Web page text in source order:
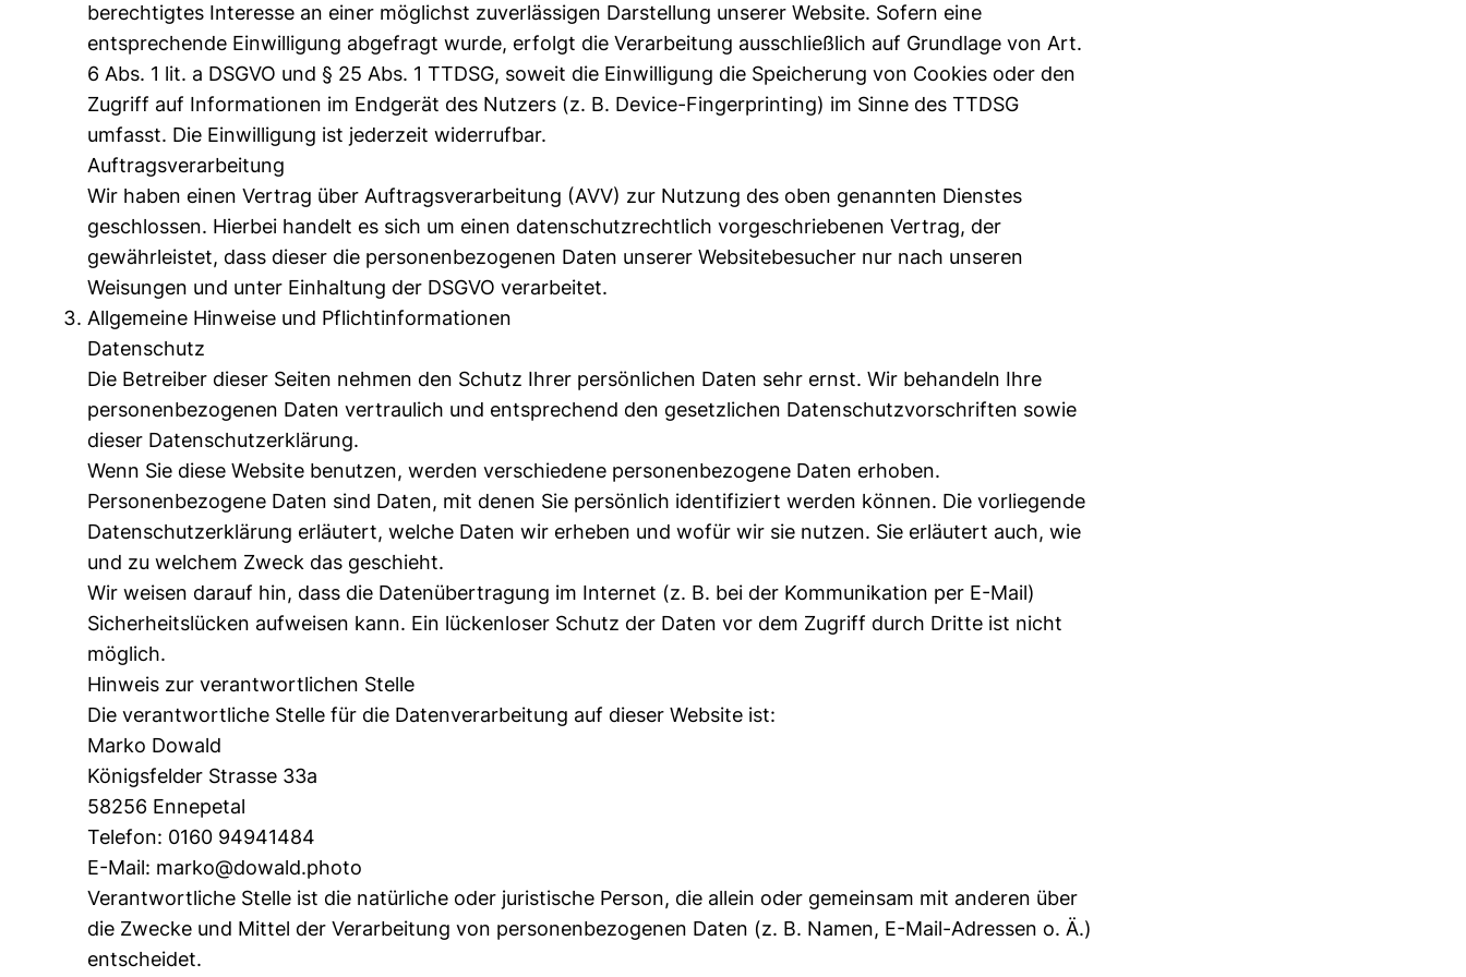
berechtigtes Interesse an einer möglichst zuverlässigen Darstellung unserer Website. Sofern eine
entsprechende Einwilligung abgefragt wurde, erfolgt die Verarbeitung ausschließlich auf Grundlage von Art.
6 Abs. 1 lit. a DSGVO und § 25 Abs. 1 TTDSG, soweit die Einwilligung die Speicherung von Cookies oder den
Zugriff auf Informationen im Endgerät des Nutzers (z. B. Device-Fingerprinting) im Sinne des TTDSG
umfasst. Die Einwilligung ist jederzeit widerrufbar.
Auftragsverarbeitung
Wir haben einen Vertrag über Auftragsverarbeitung (AVV) zur Nutzung des oben genannten Dienstes
geschlossen. Hierbei handelt es sich um einen datenschutzrechtlich vorgeschriebenen Vertrag, der
gewährleistet, dass dieser die personenbezogenen Daten unserer Websitebesucher nur nach unseren
Weisungen und unter Einhaltung der DSGVO verarbeitet.
Allgemeine Hinweise und Pflichtinformationen
Datenschutz
Die Betreiber dieser Seiten nehmen den Schutz Ihrer persönlichen Daten sehr ernst. Wir behandeln Ihre
personenbezogenen Daten vertraulich und entsprechend den gesetzlichen Datenschutzvorschriften sowie
dieser Datenschutzerklärung.
Wenn Sie diese Website benutzen, werden verschiedene personenbezogene Daten erhoben.
Personenbezogene Daten sind Daten, mit denen Sie persönlich identifiziert werden können. Die vorliegende
Datenschutzerklärung erläutert, welche Daten wir erheben und wofür wir sie nutzen. Sie erläutert auch, wie
und zu welchem Zweck das geschieht.
Wir weisen darauf hin, dass die Datenübertragung im Internet (z. B. bei der Kommunikation per E-Mail)
Sicherheitslücken aufweisen kann. Ein lückenloser Schutz der Daten vor dem Zugriff durch Dritte ist nicht
möglich.
Hinweis zur verantwortlichen Stelle
Die verantwortliche Stelle für die Datenverarbeitung auf dieser Website ist:
Marko Dowald
Königsfelder Strasse 33a
58256 Ennepetal
Telefon: 0160 94941484
E-Mail: marko@dowald.photo
Verantwortliche Stelle ist die natürliche oder juristische Person, die allein oder gemeinsam mit anderen über
die Zwecke und Mittel der Verarbeitung von personenbezogenen Daten (z. B. Namen, E-Mail-Adressen o. Ä.)
entscheidet.